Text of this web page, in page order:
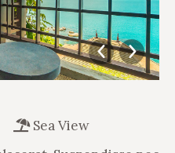
Sea View